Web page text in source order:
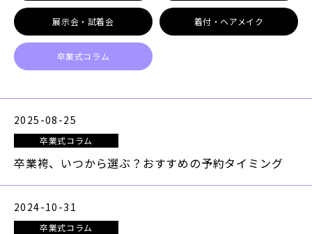
卒業袴ハウス仙台の魅力 卒業式Q&A
プラン・料金
Contact
展示会・試着会 着付・ヘアメイク
卒業式コラム
2025-08-25
卒業式コラム
卒業袴、いつから選ぶ？おすすめの予約タイミング
2024-10-31
卒業式コラム